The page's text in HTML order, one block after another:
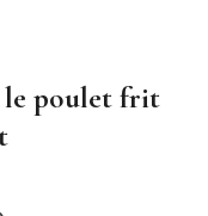
le poulet frit